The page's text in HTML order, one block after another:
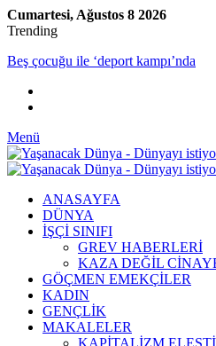
Cumartesi, Ağustos 8 2026
Trending
Beş çocuğu ile ‘deport kampı’nda
Menü
ANASAYFA
DÜNYA
İŞÇİ SINIFI
GREV HABERLERİ
KAZA DEĞİL
GÖÇMEN EMEKÇİLER
KADIN
GENÇLİK
MAKALELER
KAPİTALİZM